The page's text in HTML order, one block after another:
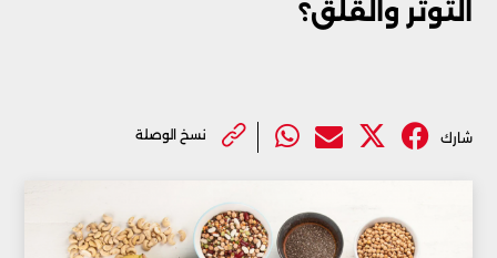
التوتر والقلق؟
شارك نسخ الوصلة